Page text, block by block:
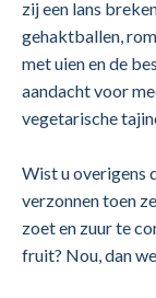
zij een lans
gehaktballen,
met uien en de
aandacht voor
vegetarische
Wist u overigens
verzonnen toen
zoet en zuur te
fruit? Nou, dan